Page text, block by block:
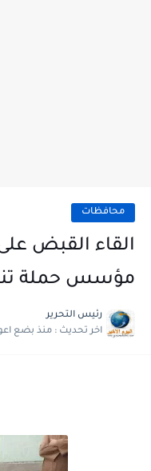
محافظات
القاء القبض
مؤسس حملة
رئيس التحرير
اخر تحديث : منذ بضع